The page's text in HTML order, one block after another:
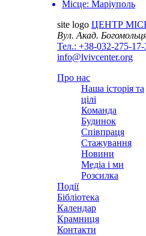
Місце: Маріуполь
site logo ЦЕНТР
Вул. Акад.
Тел.: +38-032-275-17-
info@lvivcenter.org
Про нас
Наша історія та
цілі
Команда
Будинок
Співпраця
Стажування
Новини
Медіа і ми
Розсилка
Події
Бібліотека
Календар
Крамниця
Контакти